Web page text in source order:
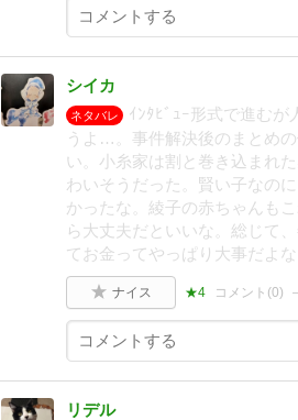
シイカ
ネタバレ
ｲﾝﾀﾋﾞｭｰ形式で進むが
うよ…。事件解決後のまとめ
い。小糸家は割と巻き込まれ
わいそうだった。賢い子なの
かったな。綾子の赤ちゃんも
ら大丈夫だといいな。総じて
てお金ってやっぱり大事だよ
ナイス ★4 コメント(0)
リデル